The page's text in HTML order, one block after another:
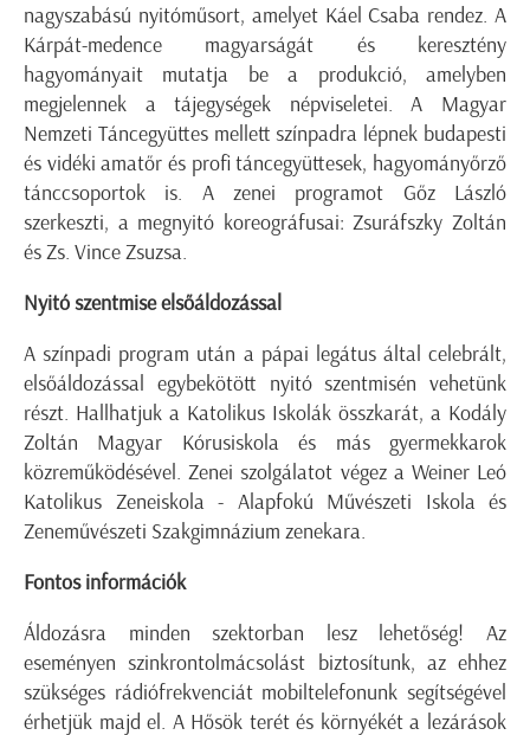
nagyszabású nyitóműsort, amelyet Káel Csaba rendez. A
Kárpát-medence magyarságát és keresztény
hagyományait mutatja be a produkció, amelyben
megjelennek a tájegységek népviseletei. A Magyar
Nemzeti Táncegyüttes mellett színpadra lépnek budapesti
és vidéki amatőr és profi táncegyüttesek, hagyományőrző
tánccsoportok is. A zenei programot Gőz László
szerkeszti, a megnyitó koreográfusai: Zsuráfszky Zoltán
és Zs. Vince Zsuzsa.
Nyitó szentmise elsőáldozással
A színpadi program után a pápai legátus által celebrált,
elsőáldozással egybekötött nyitó szentmisén vehetünk
részt. Hallhatjuk a Katolikus Iskolák összkarát, a Kodály
Zoltán Magyar Kórusiskola és más gyermekkarok
közreműködésével. Zenei szolgálatot végez a Weiner Leó
Katolikus Zeneiskola - Alapfokú Művészeti Iskola és
Zeneművészeti Szakgimnázium zenekara.
Fontos információk
Áldozásra minden szektorban lesz lehetőség! Az
eseményen szinkrontolmácsolást biztosítunk, az ehhez
szükséges rádiófrekvenciát mobiltelefonunk segítségével
érhetjük majd el. A Hősök terét és környékét a lezárások